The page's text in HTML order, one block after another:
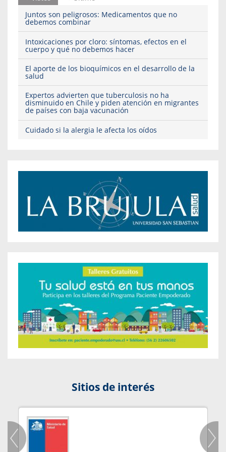
Juntos son peligrosos: Medicamentos que no
debemos combinar
Intoxicaciones por cloro: síntomas, efectos en el
cuerpo y qué no debemos hacer
El aporte de los bioquímicos en el desarrollo de la
salud
Expertos advierten que tuberculosis no ha
disminuido en Chile y piden atención en migrantes
de países con baja vacunación
Cuidado si la alergia le afecta los oídos
Sitios de interés